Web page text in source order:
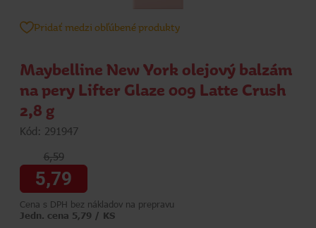
Pridať medzi obľúbené produkty
Maybelline New York olejový balzám
na pery Lifter Glaze 009 Latte Crush
2,8 g
Kód: 291947
6,59
5,79
Cena s DPH bez nákladov na prepravu
Jedn. cena 5,79 / KS